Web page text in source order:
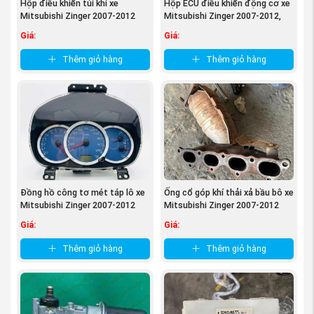
Thông tin về phụ tùng
Lọc gió điều hòa
Chất liệu: Được sản xuất bằng nhựa cao cấp,
có độ bền cao và chắc chắn.
Được nhập khẩu và phân phối bởi: Phụ
tùngmitsubishi An Việt. .
Hộp điều khiển túi khí xe
Mitsubishi Zinger 2007-2012
Giá:
Thêm giỏ hàng
Hộp ECU điều khiển động cơ xe
Mitsubishi Zinger 2007-2012,
Giá:
Thêm giỏ hàng
Đồng hồ công tơ mét táp lô xe
Mitsubishi Zinger 2007-2012
Giá:
Thêm giỏ hàng
Ống cổ góp khí thải xả bầu bô xe
Mitsubishi Zinger 2007-2012
Giá:
Thêm giỏ hàng